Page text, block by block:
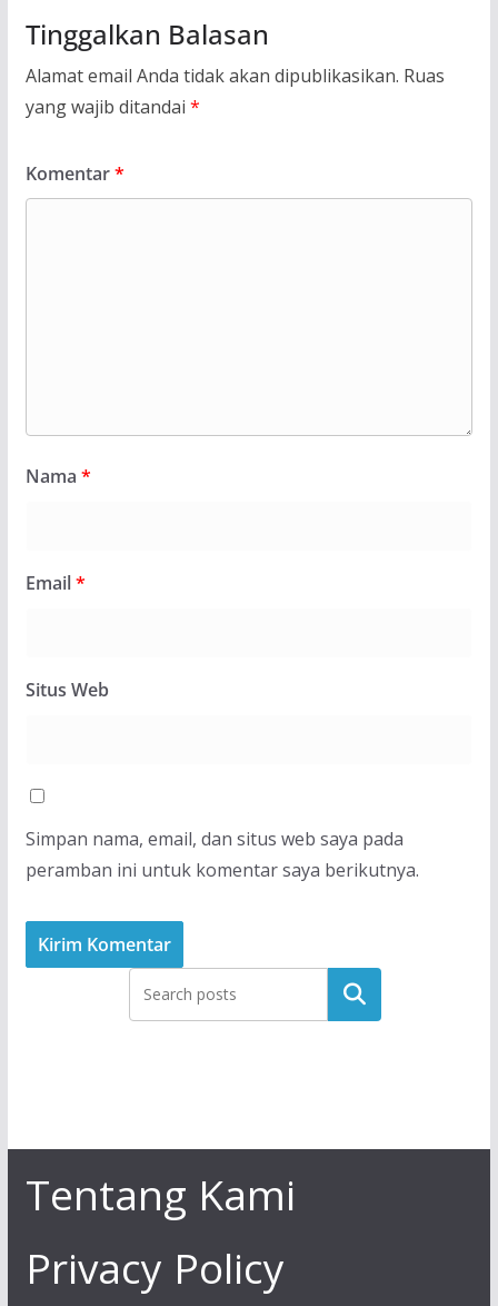
Tinggalkan Balasan
Alamat email Anda tidak akan dipublikasikan. Ruas
yang wajib ditandai *
Komentar*
Nama *
Email*
Situs Web
Simpan nama, email, dan situs web saya pada
peramban ini untuk komentar saya berikutnya.
Tentang Kami
Privacy Policy